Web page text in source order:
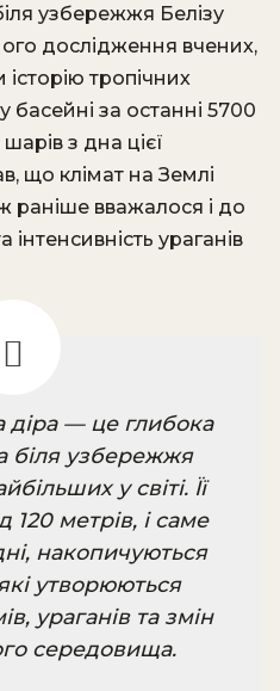
узбережжя Белізу
дослідження вчених,
історію тропічних
басейні за останні 5700
з дна цієї
що клімат на Землі
раніше вважалося і до
інтенсивність ураганів
діра — це глибока
біля узбережжя
у світі. Її
метрів, і саме
накопичуються
утворюються
ураганів та змін
середовища.